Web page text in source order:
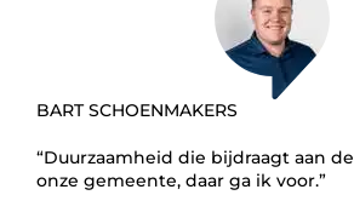
BART SCHOENMAKERS
“Duurzaamheid die bijdraagt aan
onze gemeente, daar ga ik voor.”